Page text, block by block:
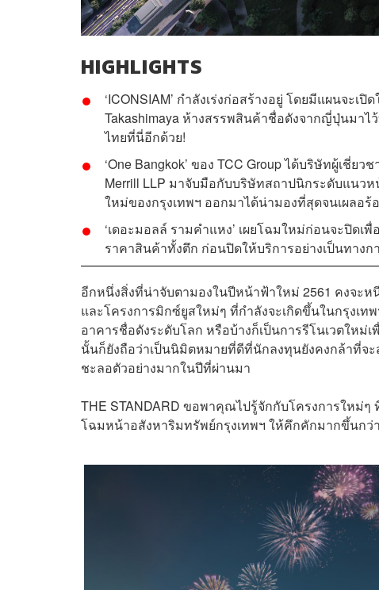
HIGHLIGHTS
‘ICONSIAM’ กำลังเร่งก่อสร้างอยู่ โดยมีแผนจะ
Takashimaya ห้างสรรพสินค้าชื่อดังจากญี่ปุ่นมาไ
ไทยที่นี่อีกด้วย!
‘One Bangkok’ ของ TCC Group ได้บริษัทผู้เชี่ย
Merrill LLP มาจับมือกับบริษัทสถาปนิกระดับแนวห
ใหม่ของกรุงเทพฯ ออกมาได้น่ามองที่สุดจนเผลอร้
‘เดอะมอลล์ รามคำแหง’ เผยโฉมใหม่ก่อนจะปิดเ
ราคาสินค้าทั้งตึก ก่อนปิดให้บริการอย่างเป็นทาง
อีกหนึ่งสิ่งที่น่าจับตามองในปีหน้าฟ้าใหม่ 2561 คงจะ
และโครงการมิกซ์ยูสใหม่ๆ ที่กำลังจะเกิดขึ้นในกรุงเ
อาคารชื่อดังระดับโลก หรือบ้างก็เป็นการรีโนเวตให
นั้นก็ยังถือว่าเป็นนิมิตหมายที่ดีที่นักลงทุนยังคงกล้าที่จ
ชะลอตัวอย่างมากในปีที่ผ่านมา
THE STANDARD ขอพาคุณไปรู้จักกับโครงการใหม่
โฉมหน้าอสังหาริมทรัพย์กรุงเทพฯ ให้คึกคักมากขึ้นกว่